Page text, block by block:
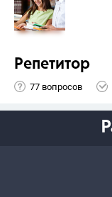
Репетитор
77 вопросов